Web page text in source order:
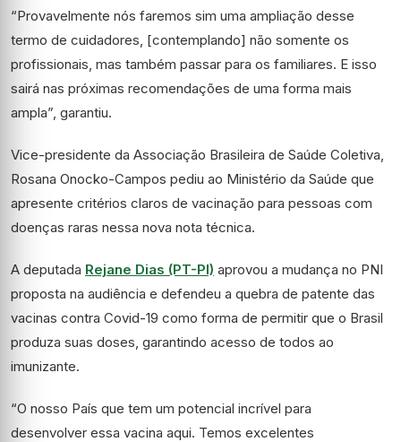
“Provavelmente nós faremos sim uma ampliação desse
termo de cuidadores, [contemplando] não somente os
profissionais, mas também passar para os familiares. E isso
sairá nas próximas recomendações de uma forma mais
ampla”, garantiu.
Vice-presidente da Associação Brasileira de Saúde Coletiva,
Rosana Onocko-Campos pediu ao Ministério da Saúde que
apresente critérios claros de vacinação para pessoas com
doenças raras nessa nova nota técnica.
A deputada Rejane Dias (PT-PI) aprovou a mudança no PNI
proposta na audiência e defendeu a quebra de patente das
vacinas contra Covid-19 como forma de permitir que o Brasil
produza suas doses, garantindo acesso de todos ao
imunizante.
“O nosso País que tem um potencial incrível para
desenvolver essa vacina aqui. Temos excelentes